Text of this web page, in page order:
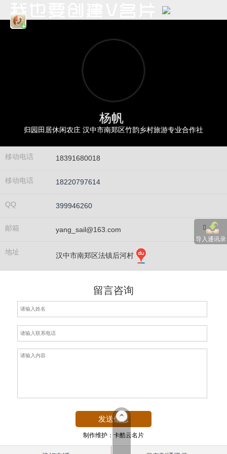
导入通讯录
杨帆
归园田居休闲农庄 汉中市南郑区竹韵乡村旅游专业合作社
移动电话 18391680018
移动电话 18220797614
QQ 399946260
邮箱 yang_sail@163.com
地址 汉中市南郑区法镇后河村
留言咨询
制作维护：卡酷云名片